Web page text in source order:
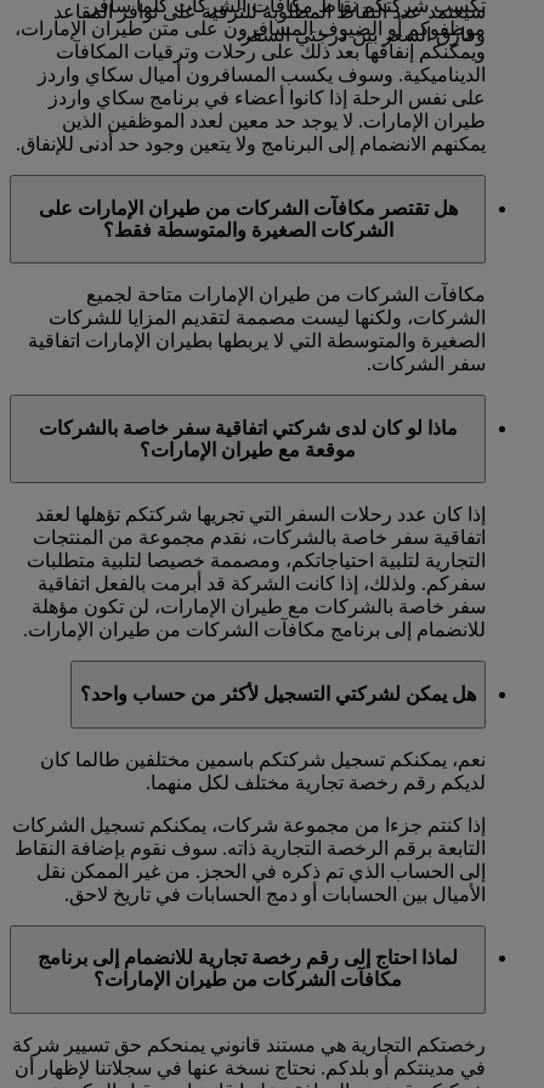
سيعتمد عدد النقاط المطلوبة للترقية على توافر المقاعد
وفارق السعر بين درجتي السفر.
تكسب شركتكم نقاط مكافآت الشركات كلما سافر
موظفوكم أو الضيوف المسافرون على متن طيران الإمارات،
ويمكنكم إنفاقها بعد ذلك على رحلات وترقيات المكافآت
الديناميكية. وسوف يكسب المسافرون أميال سكاي واردز
على نفس الرحلة إذا كانوا أعضاء في برنامج سكاي واردز
طيران الإمارات. لا يوجد حد معين لعدد الموظفين الذين
يمكنهم الانضمام إلى البرنامج ولا يتعين وجود حد أدنى للإنفاق.
هل تقتصر مكافآت الشركات من طيران الإمارات على
الشركات الصغيرة والمتوسطة فقط؟
مكافآت الشركات من طيران الإمارات متاحة لجميع
الشركات، ولكنها ليست مصممة لتقديم المزايا للشركات
الصغيرة والمتوسطة التي لا يربطها بطيران الإمارات اتفاقية
سفر الشركات.
ماذا لو كان لدى شركتي اتفاقية سفر خاصة بالشركات
موقعة مع طيران الإمارات؟
إذا كان عدد رحلات السفر التي تجريها شركتكم تؤهلها لعقد
اتفاقية سفر خاصة بالشركات، نقدم مجموعة من المنتجات
التجارية لتلبية احتياجاتكم، ومصممة خصيصا لتلبية متطلبات
سفركم. ولذلك، إذا كانت الشركة قد أبرمت بالفعل اتفاقية
سفر خاصة بالشركات مع طيران الإمارات، لن تكون مؤهلة
للانضمام إلى برنامج مكافآت الشركات من طيران الإمارات.
هل يمكن لشركتي التسجيل لأكثر من حساب واحد؟
نعم، يمكنكم تسجيل شركتكم باسمين مختلفين طالما كان
لديكم رقم رخصة تجارية مختلف لكل منهما.
إذا كنتم جزءا من مجموعة شركات، يمكنكم تسجيل الشركات
التابعة برقم الرخصة التجارية ذاته. سوف نقوم بإضافة النقاط
إلى الحساب الذي تم ذكره في الحجز. من غير الممكن نقل
الأميال بين الحسابات أو دمج الحسابات في تاريخ لاحق.
لماذا احتاج إلى رقم رخصة تجارية للانضمام إلى برنامج
مكافآت الشركات من طيران الإمارات؟
رخصتكم التجارية هي مستند قانوني يمنحكم حق تسيير شركة
في مدينتكم أو بلدكم. نحتاج نسخة عنها في سجلاتنا لإظهار أن